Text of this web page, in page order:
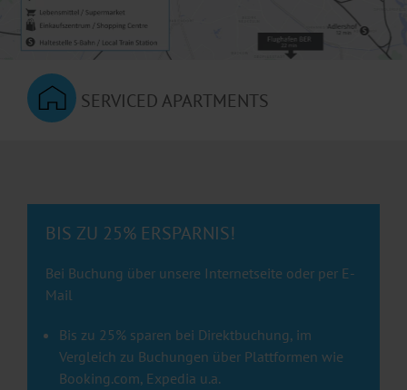
SERVICED APARTMENTS
BIS ZU 25% ERSPARNIS!
Bei Buchung über unsere Internetseite oder per E-
Mail
Bis zu 25% sparen bei Direkt­buchung, im
Vergleich zu Buchungen über Plattformen wie
Booking.com, Expedia u.a.